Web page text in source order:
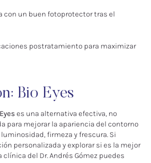
con un buen fotoprotector tras el
postratamiento para maximizar
Bio Eyes
es una alternativa efectiva, no
para mejorar la apariencia del contorno
firmeza y frescura. Si
personalizada y explorar si es la mejor
clínica del Dr. Andrés Gómez puedes